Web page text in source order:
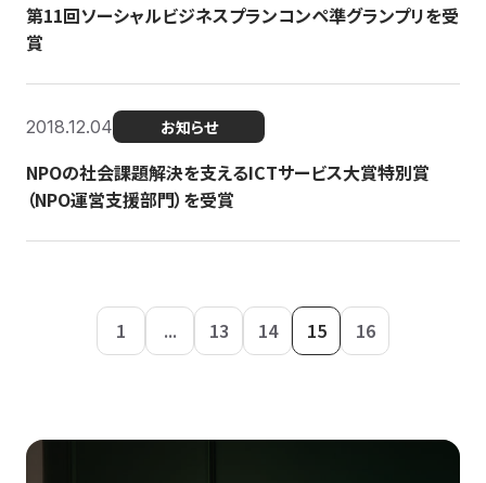
第11回ソーシャルビジネスプランコンペ準グランプリを受
賞
2018.12.04 お知らせ
NPOの社会課題解決を支えるICTサービス大賞特別賞
（NPO運営支援部門）を受賞
1 ... 13 14 15 16